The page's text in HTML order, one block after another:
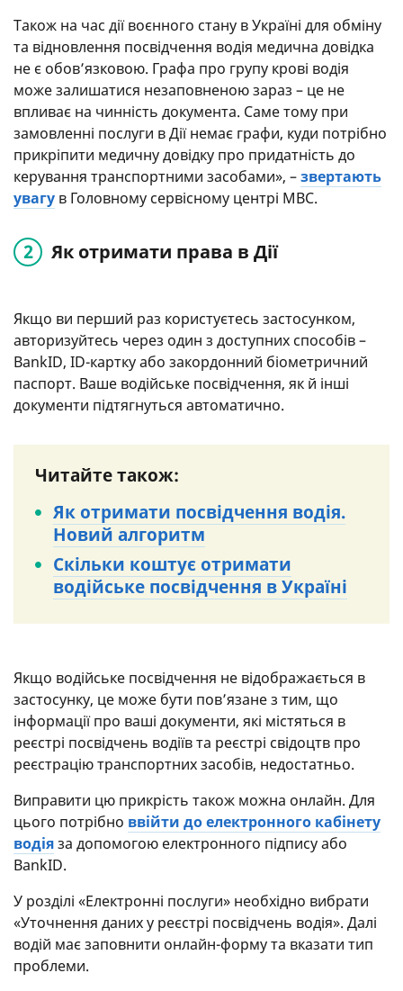
Також на час дії воєнного стану в Україні для обміну
та відновлення посвідчення водія медична довідка
не є обов’язковою. Графа про групу крові водія
може залишатися незаповненою зараз – це не
впливає на чинність документа. Саме тому при
замовленні послуги в Дії немає графи, куди потрібно
прикріпити медичну довідку про придатність до
керування транспортними засобами», –звертають
увагу в Головному сервісному центрі МВС.
Як отримати права в Дії
Якщо ви перший раз користуєтесь застосунком,
авторизуйтесь через один з доступних способів –
BankID, ID-картку або закордонний біометричний
паспорт. Ваше водійське посвідчення, як й інші
документи підтягнуться автоматично.
Читайте також:
Як отримати посвідчення водія.
Новий алгоритм
Скільки коштує отримати
водійське посвідчення в Україні
Якщо водійське посвідчення не відображається в
застосунку, це може бути пов’язане з тим, що
інформації про ваші документи, які містяться в
реєстрі посвідчень водіїв та реєстрі свідоцтв про
реєстрацію транспортних засобів, недостатньо.
Виправити цю прикрість також можна онлайн. Для
цього потрібно ввійти до електронного кабінету
водіяза допомогою електронного підпису або
BankID.
У розділі «Електронні послуги» необхідно вибрати
«Уточнення даних у реєстрі посвідчень водія». Далі
водій має заповнити онлайн-форму та вказати тип
проблеми.